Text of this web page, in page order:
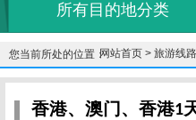
所有目的地分类
您当前所处的位置：网站首页 > 旅游线
香港、澳门、香港1